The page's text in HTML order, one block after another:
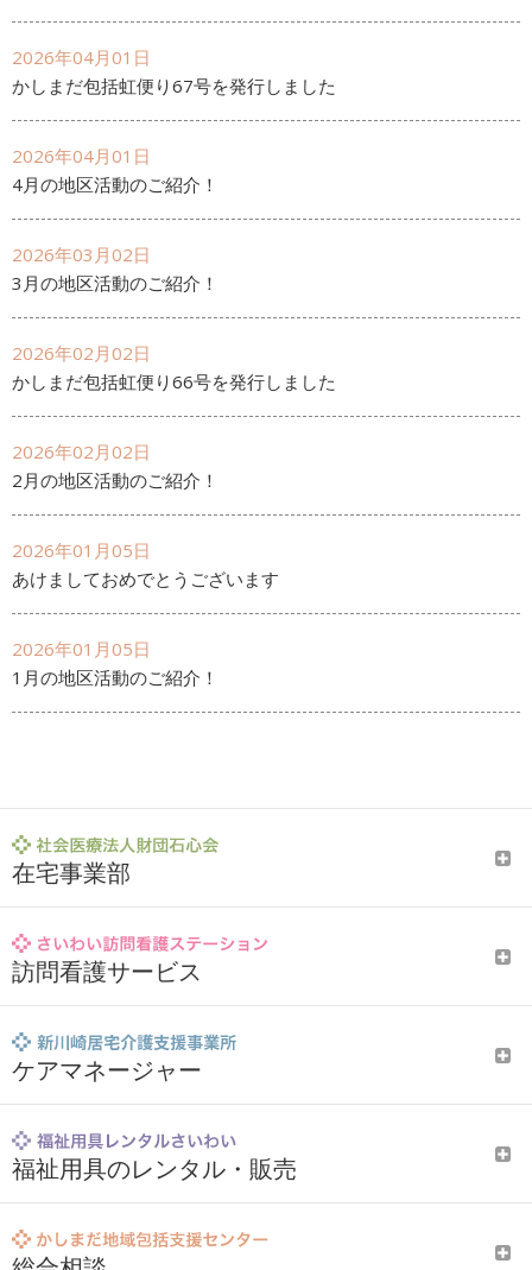
2026年04月01日
かしまだ包括虹便り67号を発行しました
2026年04月01日
4月の地区活動のご紹介！
2026年03月02日
3月の地区活動のご紹介！
2026年02月02日
かしまだ包括虹便り66号を発行しました
2026年02月02日
2月の地区活動のご紹介！
2026年01月05日
あけましておめでとうございます
2026年01月05日
1月の地区活動のご紹介！
在宅事業部
訪問看護サービス
ケアマネージャー
福祉用具のレンタル・販売